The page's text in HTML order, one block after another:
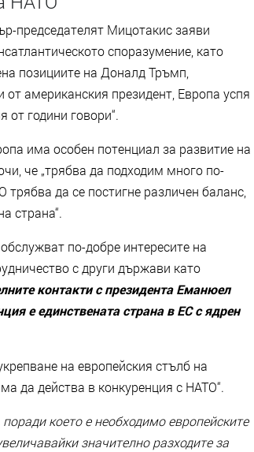
председателят Мицотакис заяви
споразумение, като
позициите на Доналд Тръмп,
от американския президент, Европа успя
от години говори“.
има особен потенциал за развитие на
че „трябва да подходим много по-
да се постигне различен баланс,
страна“.
по-добре интересите на
с други държави като
контакти с президента Еманюел
е единствената страна в ЕС с ядрен
на европейския стълб на
да действа в конкуренция с НАТО“.
което е необходимо европейските
значително разходите за